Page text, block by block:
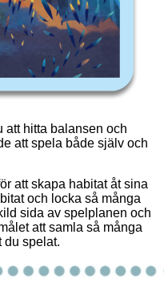
att hitta balansen och
att spela både själv och
att skapa habitat åt sina
och locka så många
sida av spelplanen och
att samla så många
du spelat.